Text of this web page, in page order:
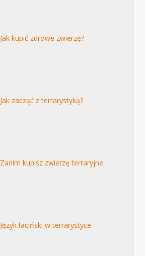
Jak kupić zdrowe zwierzę?
Jak zacząć z terrarystyką?
Zanim kupisz zwierzę terraryjne…
Język łaciński w terrarystyce